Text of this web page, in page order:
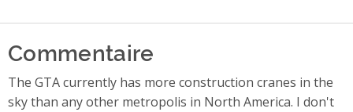
Commentaire
The GTA currently has more construction cranes in the
sky than any other metropolis in North America. I don't